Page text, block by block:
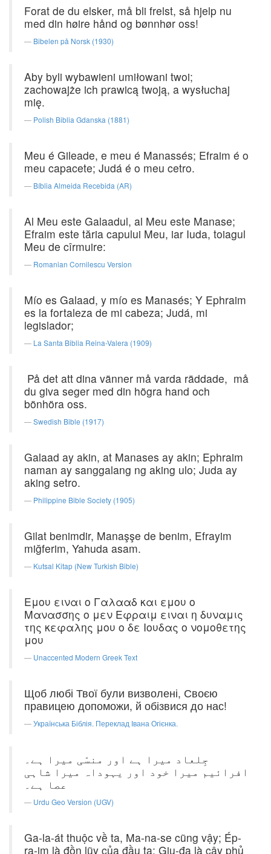
Forat de du elsker, må bli frelst, så hjelp nu
med din høire hånd og bønnhør oss!
Bibelen på Norsk (1930)
Aby byli wybawieni umiłowani twoi;
zachowajże ich prawicą twoją, a wysłuchaj
mię.
Polish Biblia Gdanska (1881)
Meu é Gileade, e meu é Manassés; Efraim é o
meu capacete; Judá é o meu cetro.
Bíblia Almeida Recebida (AR)
Al Meu este Galaadul, al Meu este Manase;
Efraim este tăria capului Meu, iar Iuda, toiagul
Meu de cîrmuire:
Romanian Cornilescu Version
Mío es Galaad, y mío es Manasés; Y Ephraim
es la fortaleza de mi cabeza; Judá, mi
legislador;
La Santa Biblia Reina-Valera (1909)
På det att dina vänner må varda räddade, må
du giva seger med din högra hand och
bönhöra oss.
Swedish Bible (1917)
Galaad ay akin, at Manases ay akin; Ephraim
naman ay sanggalang ng aking ulo; Juda ay
aking setro.
Philippine Bible Society (1905)
Gilat benimdir, Manaşşe de benim, Efrayim
miğferim, Yahuda asam.
Kutsal Kitap (New Turkish Bible)
Εμου ειναι ο Γαλααδ και εμου ο
Μανασσης ο μεν Εφραιμ ειναι η δυναμις
της κεφαλης μου ο δε Ιουδας ο νομοθετης
μου
Unaccented Modern Greek Text
Щоб любі Твої були визволені, Своєю
правицею допоможи, й обізвися до нас!
Українська Біблія. Переклад Івана Огієнка.
جِلعاد میرا ہے اور منسّی میرا ہے۔
افرائیم میرا خود اور یہوداہ میرا شاہی
عصا ہے۔
Urdu Geo Version (UGV)
Ga-la-át thuộc về ta, Ma-na-se cũng vậy; Ép-
ra-im là đồn lũy của đầu ta; Giu-đa là cây phủ